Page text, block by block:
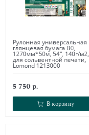
Рулонная универсальная
глянцевая бумага В0,
1270мм*50м, 54", 140г/м2,
для сольвентной печати,
Lomond 1213000
5 750 р.
В корзину
В корзину